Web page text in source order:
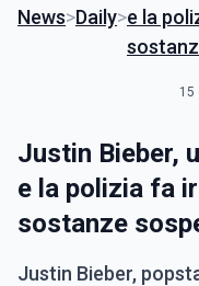
News>Daily>e la
15
Justin Bieber,
e la polizia fa
sostanze
Justin Bieber,